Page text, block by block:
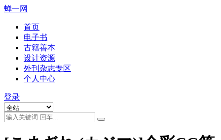
蝉一网
首页
电子书
古籍善本
设计资源
外刊杂志专区
个人中心
登录